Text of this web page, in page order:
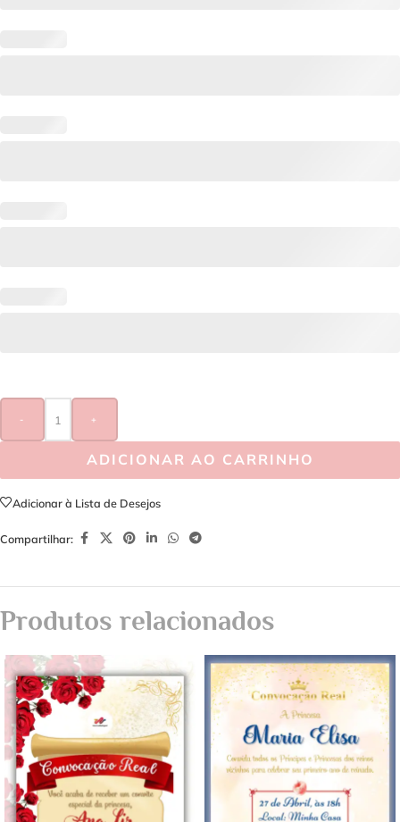
- +
ADICIONAR AO CARRINHO
Adicionar à Lista de Desejos
Compartilhar:
Produtos relacionados